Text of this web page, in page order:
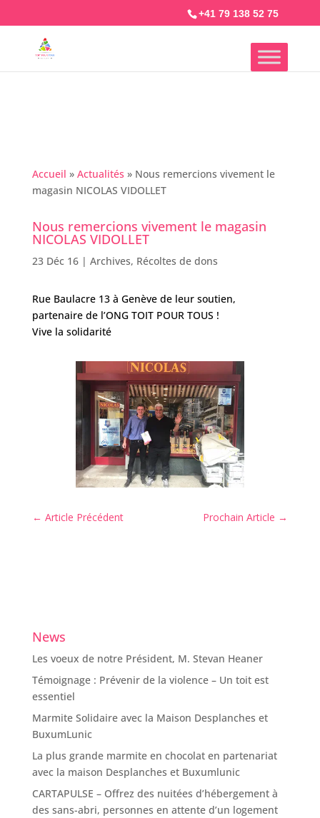
+41 79 138 52 75
Accueil » Actualités » Nous remercions vivement le
magasin NICOLAS VIDOLLET
Nous remercions vivement le magasin
NICOLAS VIDOLLET
23 Déc 16| Archives, Récoltes de dons
Rue Baulacre 13 à Genève de leur soutien,
partenaire de l’ONG TOIT POUR TOUS !
Vive la solidarité
← Article Précédent Prochain Article →
News
Les voeux de notre Président, M. Stevan Heaner
Témoignage : Prévenir de la violence – Un toit est
essentiel
Marmite Solidaire avec la Maison Desplanches et
BuxumLunic
La plus grande marmite en chocolat en partenariat
avec la maison Desplanches et Buxumlunic
CARTAPULSE – Offrez des nuitées d’hébergement à
des sans-abri, personnes en attente d’un logement